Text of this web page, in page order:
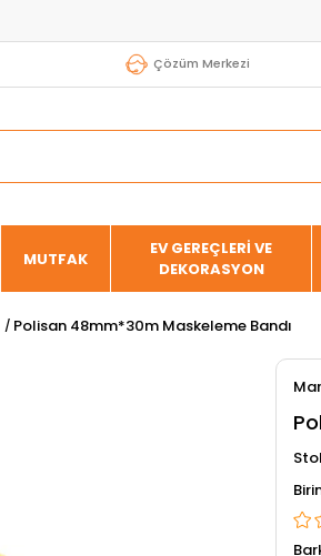
Çözüm Merkezi
MUTFAK
EV GEREÇLERİ VE
DEKORASYON
Polisan 48mm*30m Maskeleme Bandı